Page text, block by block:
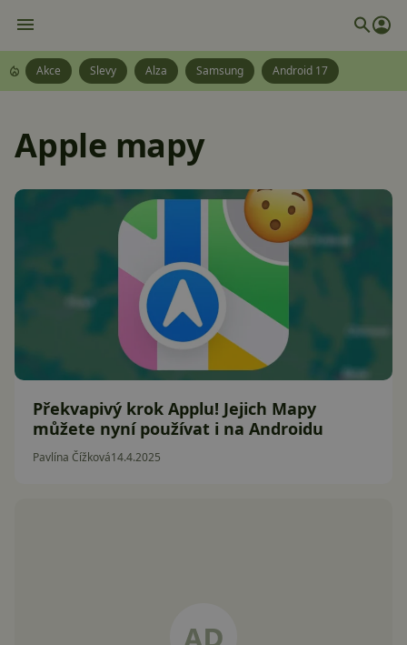
Akce Slevy Alza Samsung Android 17
Apple mapy
Překvapivý krok Applu! Jejich Mapy
můžete nyní používat i na Androidu
Pavlína Čížková14.4.2025